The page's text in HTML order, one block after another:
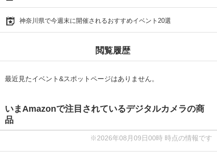
神奈川県で今週末に開催されるおすすめイベント20選
閲覧履歴
最近見たイベント&スポットページはありません。
いまAmazonで注目されているデジタルカメラの商
品
※2026年08月09日00時 時点の情報です